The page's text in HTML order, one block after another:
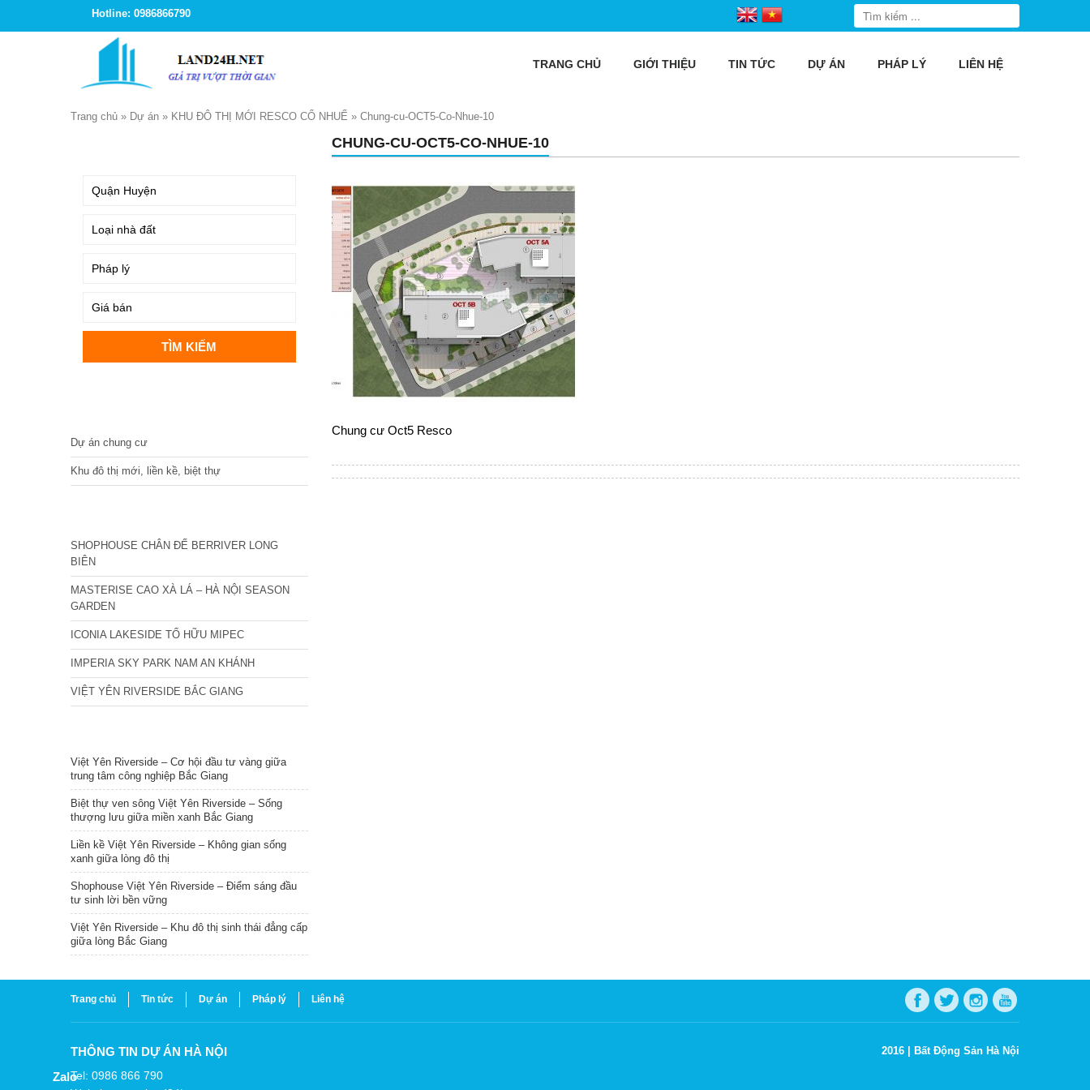
Hotline: 0986866790
TRANG CHỦ GIỚI THIỆU TIN TỨC DỰ ÁN PHÁP LÝ LIÊN HỆ
Trang chủ » Dự án » KHU ĐÔ THỊ MỚI RESCO CỔ NHUẾ » Chung-cu-OCT5-Co-Nhue-10
CHUNG-CU-OCT5-CO-NHUE-10
Chung cư Oct5 Resco
Dự án chung cư
Khu đô thị mới, liền kề, biệt thự
SHOPHOUSE CHÂN ĐẾ BERRIVER LONG
BIÊN
MASTERISE CAO XÀ LÁ – HÀ NỘI SEASON
GARDEN
ICONIA LAKESIDE TỐ HỮU MIPEC
IMPERIA SKY PARK NAM AN KHÁNH
VIỆT YÊN RIVERSIDE BẮC GIANG
Việt Yên Riverside – Cơ hội đầu tư vàng giữa
trung tâm công nghiệp Bắc Giang
Biệt thự ven sông Việt Yên Riverside – Sống
thượng lưu giữa miền xanh Bắc Giang
Liền kề Việt Yên Riverside – Không gian sống
xanh giữa lòng đô thị
Shophouse Việt Yên Riverside – Điểm sáng đầu
tư sinh lời bền vững
Việt Yên Riverside – Khu đô thị sinh thái đẳng cấp
giữa lòng Bắc Giang
Trang chủ Tin tức Dự án Pháp lý Liên hệ
THÔNG TIN DỰ ÁN HÀ NỘI
Tel: 0986 866 790
2016 | Bất Động Sản Hà Nội
Zalo